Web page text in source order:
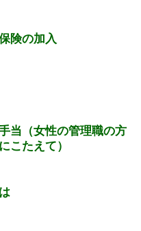
険の加入
当（女性の管理職の方
こたえて）